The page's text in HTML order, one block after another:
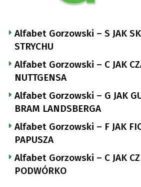
Alfabet Gorzowski – S JAK
STRYCHU
Alfabet Gorzowski – C JAK
NUTTGENSA
Alfabet Gorzowski – G JAK
BRAM LANDSBERGA
Alfabet Gorzowski – F JAK
PAPUSZA
Alfabet Gorzowski – C JAK
PODWÓRKO